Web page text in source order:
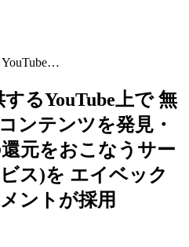
YouTube…
るYouTube上で 無
ンテンツを発見・
元をおこなうサー
ス)を エイベック
ントが採用